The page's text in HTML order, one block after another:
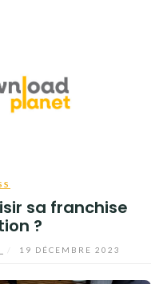
sa franchise
?
19 DÉCEMBRE 2023